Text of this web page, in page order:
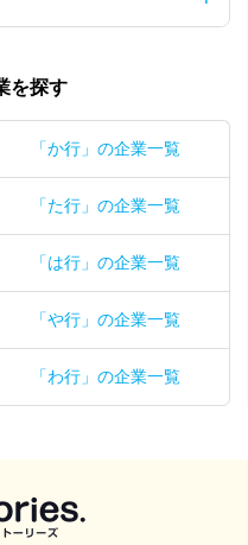
を探す
「か行」の企業一覧
「た行」の企業一覧
「は行」の企業一覧
「や行」の企業一覧
「わ行」の企業一覧